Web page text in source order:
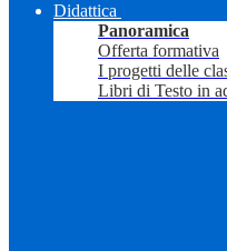
Didattica
Panoramica
Offerta formativa
I progetti delle
Libri di Testo in